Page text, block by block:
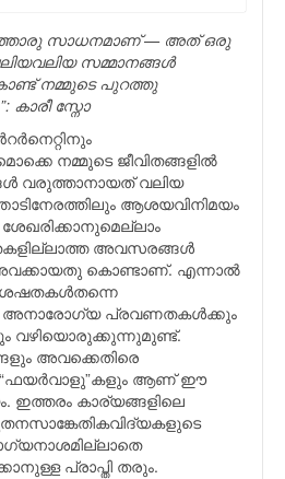
സാധനമാണ് — അത് ഒരു
സമ്മാനങ്ങള്‍
നമ്മുടെ പുറത്തു
സ്നോ
നമ്മുടെ ജീവിതങ്ങളില്‍
വരുത്താനായത് വലിയ
ആശയവിനിമയം
അവസരങ്ങള്‍
കൊണ്ടാണ്. എന്നാല്‍
അനാരോഗ്യ പ്രവണതകള്‍ക്കും
വഴിയൊരുക്കുന്നുമുണ്ട്.
അവക്കെതിരെ
“ഫയര്‍വാളു”കളും ആണ് ഈ
ഇത്തരം കാര്യങ്ങളിലെ
പ്രാപ്തി തരും.